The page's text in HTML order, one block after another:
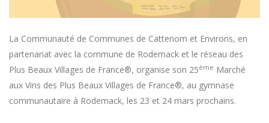
La Communauté de Communes de Cattenom et Environs, en
partenariat avec la commune de Rodemack et le réseau des
Plus Beaux Villages de France®, organise son 25ème Marché
aux Vins des Plus Beaux Villages de France®, au gymnase
communautaire à Rodemack, les 23 et 24 mars prochains.